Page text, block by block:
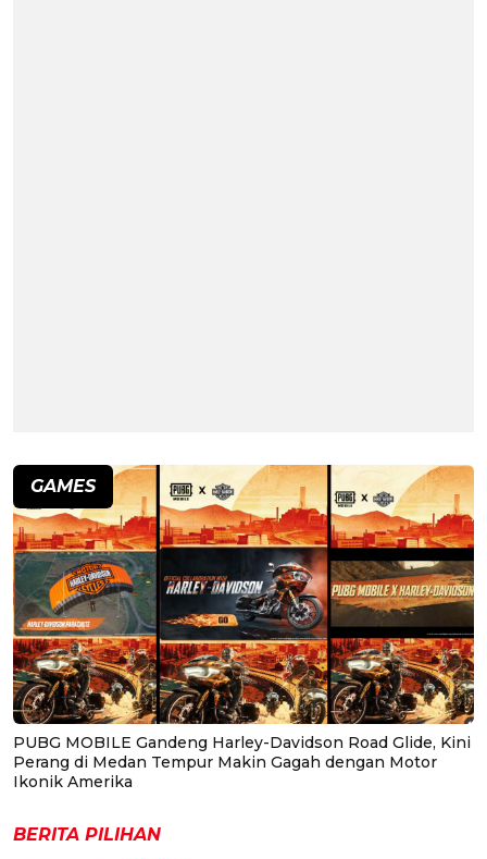
GAMES
PUBG MOBILE Gandeng Harley-Davidson Road Glide, Kini
Perang di Medan Tempur Makin Gagah dengan Motor
Ikonik Amerika
BERITA PILIHAN